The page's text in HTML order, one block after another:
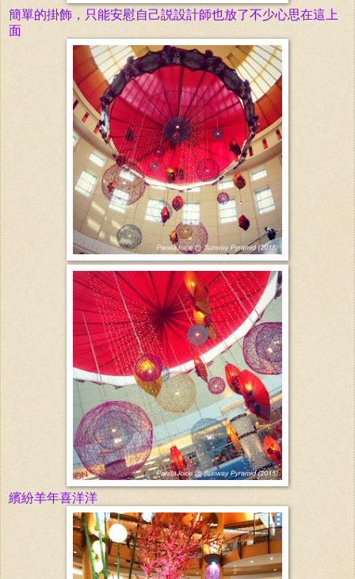
簡單的掛飾 ，只能安慰自己説設計師也放了不少心思在這 上
面
繽紛羊年喜洋洋